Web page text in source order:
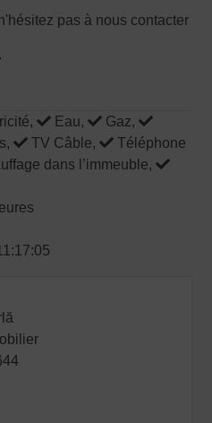
pas à nous contacter
Eau,
Gaz,
TV Câble,
Téléphone
dans l’immeuble,